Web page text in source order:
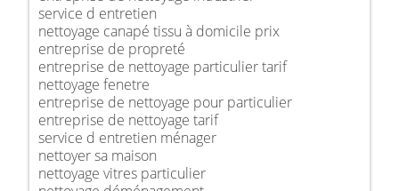
service d entretien
nettoyage canapé tissu à domicile prix
entreprise de propreté
entreprise de nettoyage particulier tarif
nettoyage fenetre
entreprise de nettoyage pour particulier
entreprise de nettoyage tarif
service d entretien ménager
nettoyer sa maison
nettoyage vitres particulier